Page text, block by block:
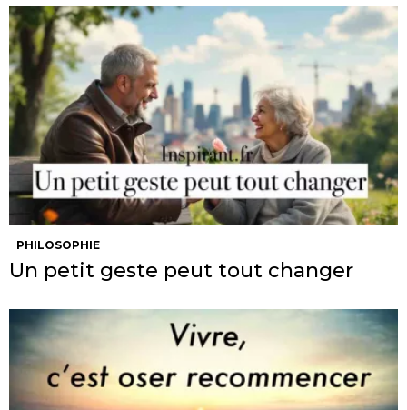
PHILOSOPHIE
Un petit geste peut tout changer